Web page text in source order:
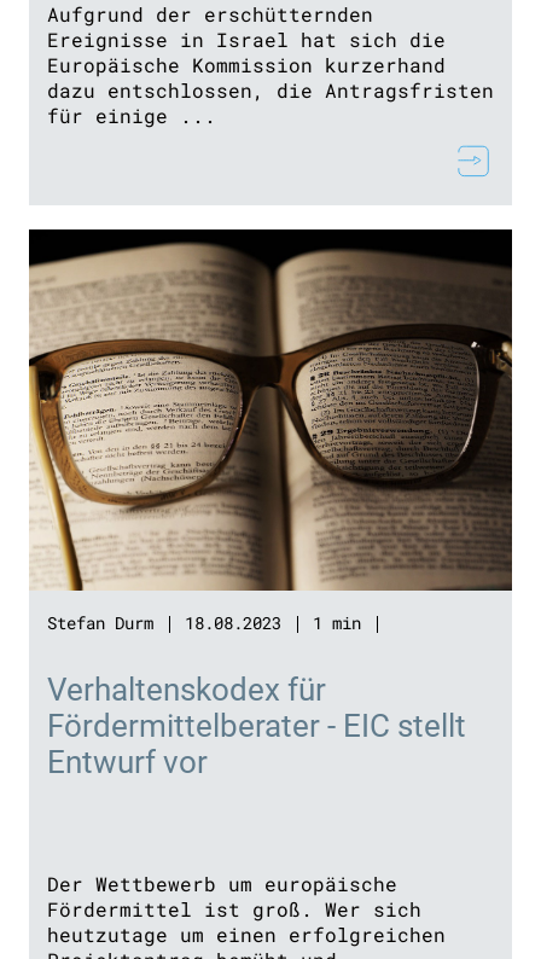
Aufgrund der erschütternden
Ereignisse in Israel hat sich die
Europäische Kommission kurzerhand
dazu entschlossen, die Antragsfristen
für einige ...
Stefan Durm 18.08.2023 1 min
Verhaltenskodex für
Fördermittelberater - EIC stellt
Entwurf vor
Der Wettbewerb um europäische
Fördermittel ist groß. Wer sich
heutzutage um einen erfolgreichen